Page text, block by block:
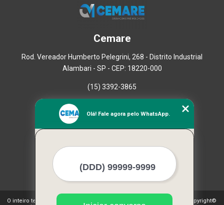
Cemare
Rod. Vereador Humberto Pelegrini, 268 - Distrito Industrial
Alambari - SP - CEP: 18220-000
(15) 3392-3865
Empresa
Missão
Mapa do site
Mais Serviços
O inteiro teor deste site está sujeito à proteção de direitos autorais. Copyright©
Olá! Fale agora pelo WhatsApp.